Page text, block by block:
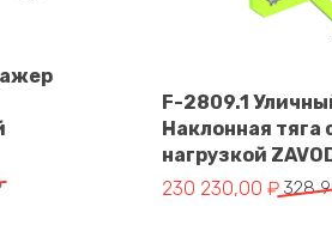
364 550,00 ₽.
В
F-2809.1
Наклонная тяга
нагрузкой
328
Первоначальная
230 230,00 ₽
Текущая цена: 230